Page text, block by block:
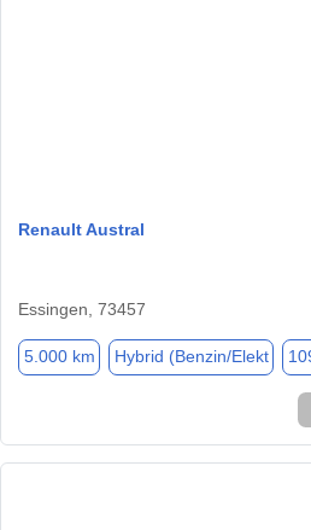
Renault Austral
Essingen, 73457
5.000 km Hybrid (Benzin/Elekt